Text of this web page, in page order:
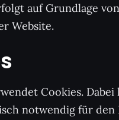
auf Grundlage
Website.
Cookies.
notwendig für den